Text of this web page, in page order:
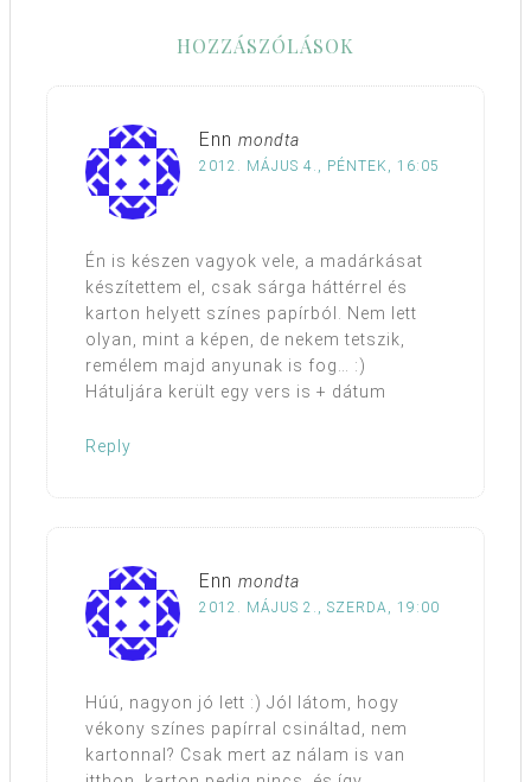
HOZZÁSZÓLÁSOK
Enn mondta
2012. MÁJUS 4., PÉNTEK, 16:05
Én is készen vagyok vele, a madárkásat
készítettem el, csak sárga háttérrel és
karton helyett színes papírból. Nem lett
olyan, mint a képen, de nekem tetszik,
remélem majd anyunak is fog… :)
Hátuljára került egy vers is + dátum
Reply
Enn mondta
2012. MÁJUS 2., SZERDA, 19:00
Húú, nagyon jó lett :) Jól látom, hogy
vékony színes papírral csináltad, nem
kartonnal? Csak mert az nálam is van